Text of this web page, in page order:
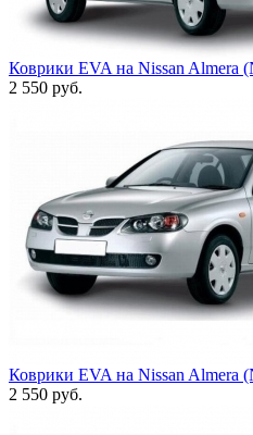
Коврики EVA на Nissan Almera
2 550 руб.
Коврики EVA на Nissan Almera
2 550 руб.